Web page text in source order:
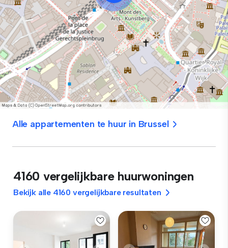
Alle appartementen te huur in Brussel
4160 vergelijkbare huurwoningen
Bekijk alle 4160 vergelijkbare resultaten